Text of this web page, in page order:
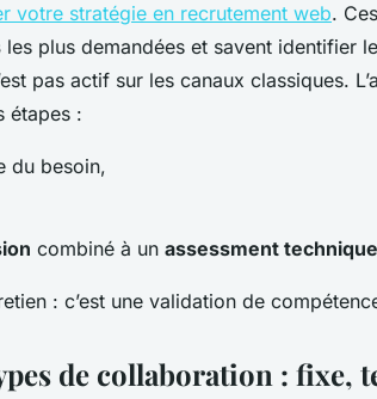
votre stratégie en recrutement web.
les plus demandées et savent identifier
pas actif sur les canaux classiques.
étapes :
du besoin,
combiné à un assessment technique
: c’est une validation de
de collaboration : fixe,